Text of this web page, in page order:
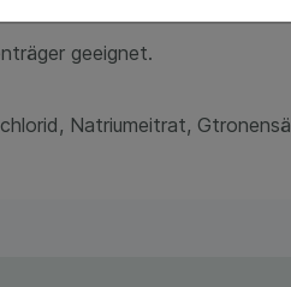
für die
(z.B. Spracheinstellung)
Tracking:Hierüber lassen sich
medium UD auch bei
geeignet.
Natriumeitrat,